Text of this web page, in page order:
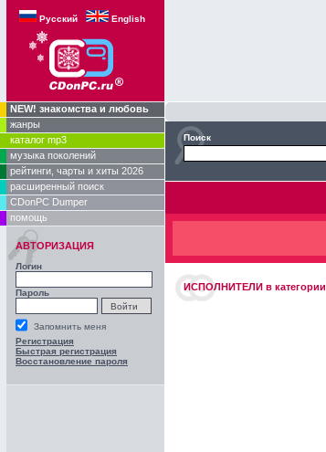
Русский English
NEW! знакомства и любовь
жанры
каталог mp3
музыка поколений
рейтинги, чарты и хиты 2026
расширенный поиск
CDonPC Dumper
помощь
АВТОРИЗАЦИЯ
Логин
Пароль
Запомнить меня
Регистрация
Быстрая регистрация
Восстановление пароля
Поиск
ИСПОЛНИТЕЛИ в категории